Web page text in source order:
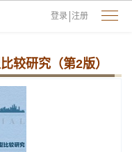
登录 注册
较研究（第2版）